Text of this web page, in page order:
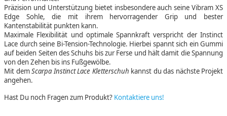
Präzision und Unterstützung bietet insbesondere auch seine Vibram XS
Edge Sohle, die mit ihrem hervorragender Grip und bester
Kantenstabilität punkten kann.
Maximale Flexibilität und optimale Spannkraft verspricht der Instinct
Lace durch seine Bi-Tension-Technologie. Hierbei spannt sich ein Gummi
auf beiden Seiten des Schuhs bis zur Ferse und hält damit die Spannung
von den Zehen bis ins Fußgewölbe.
Mit demScarpa Instinct Lace Kletterschuh kannst du das nächste Projekt
angehen.
Hast Du noch Fragen zum Produkt? Kontaktiere uns!